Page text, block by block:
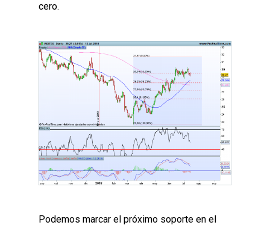
cero.
Podemos marcar el próximo soporte en el